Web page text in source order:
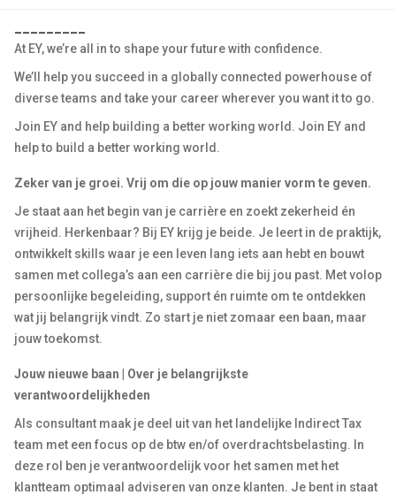
At EY, we’re all in to shape your future with confidence.
We’ll help you succeed in a globally connected powerhouse of
diverse teams and take your career wherever you want it to go.
Join EY and help building a better working world. Join EY and
help to build a better working world.
Zeker van je groei. Vrij om die op jouw manier vorm te geven.
Je staat aan het begin van je carrière en zoekt zekerheid én
vrijheid. Herkenbaar? Bij EY krijg je beide. Je leert in de praktijk,
ontwikkelt skills waar je een leven lang iets aan hebt en bouwt
samen met collega’s aan een carrière die bij jou past. Met volop
persoonlijke begeleiding, support én ruimte om te ontdekken
wat jij belangrijk vindt. Zo start je niet zomaar een baan, maar
jouw toekomst.
Jouw nieuwe baan | Over je belangrijkste
verantwoordelijkheden
Als consultant maak je deel uit van het landelijke Indirect Tax
team met een focus op de btw en/of overdrachtsbelasting. In
deze rol ben je verantwoordelijk voor het samen met het
klantteam optimaal adviseren van onze klanten. Je bent in staat